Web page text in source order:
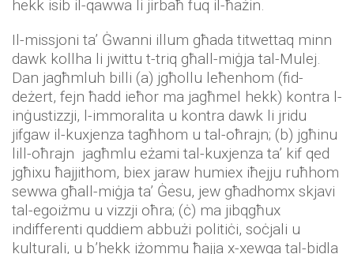
hekk isib il-qawwa li jirbaħ fuq il-ħażin.
Il-missjoni ta’ Ġwanni illum għada titwettaq minn
dawk kollha li jwittu t-triq għall-miġja tal-Mulej.
Dan jagħmluh billi (a) jgħollu leħenhom (fid-
deżert, fejn ħadd ieħor ma jagħmel hekk) kontra l-
inġustizzji, l-immoralita u kontra dawk li jridu
jifgaw il-kuxjenza tagħhom u tal-oħrajn; (b) jgħinu
lill-oħrajn jagħmlu eżami tal-kuxjenza ta’ kif qed
jgħixu ħajjithom, biex jaraw humiex iħejju ruħhom
sewwa għall-miġja ta’ Ġesu, jew għadhomx skjavi
tal-egoiżmu u vizzji oħra; (ċ) ma jibqgħux
indifferenti quddiem abbużi politiċi, soċjali u
kulturali, u b’hekk iżommu ħajja x-xewqa tal-bidla